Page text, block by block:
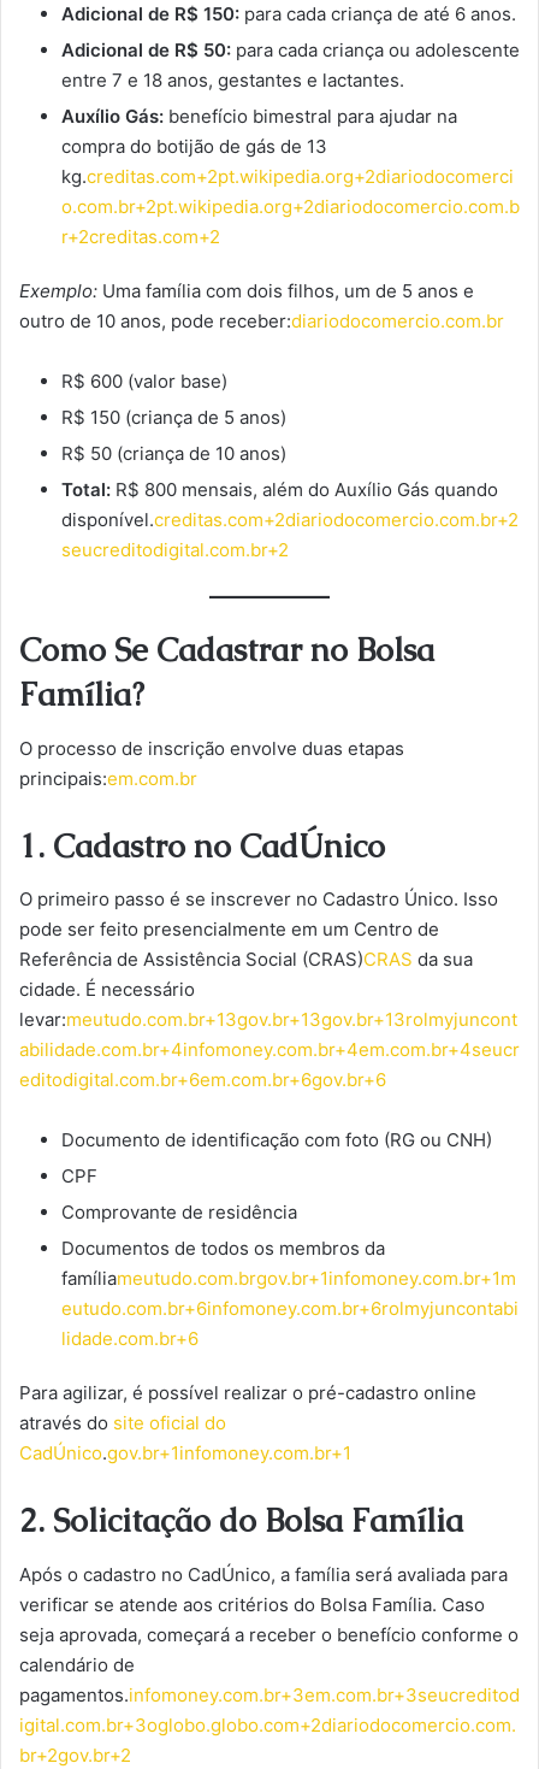
Adicional de R$ 150: para cada criança de até 6 anos.
Adicional de R$ 50: para cada criança ou adolescente
entre 7 e 18 anos, gestantes e lactantes.
Auxílio Gás: benefício bimestral para ajudar na
compra do botijão de gás de 13
kg.creditas.com+2pt.wikipedia.org+2diariodocomerci
o.com.br+2pt.wikipedia.org+2diariodocomercio.com.b
r+2creditas.com+2
Exemplo: Uma família com dois filhos, um de 5 anos e
outro de 10 anos, pode receber:diariodocomercio.com.br
R$ 600 (valor base)
R$ 150 (criança de 5 anos)
R$ 50 (criança de 10 anos)
Total: R$ 800 mensais, além do Auxílio Gás quando
disponível.creditas.com+2diariodocomercio.com.br+2
seucreditodigital.com.br+2
Como Se Cadastrar no Bolsa
Família?
O processo de inscrição envolve duas etapas
principais:em.com.br
1. Cadastro no CadÚnico
O primeiro passo é se inscrever no Cadastro Único. Isso
pode ser feito presencialmente em um Centro de
Referência de Assistência Social (CRAS)CRAS da sua
cidade. É necessário
levar:meutudo.com.br+13gov.br+13gov.br+13rolmyjuncont
abilidade.com.br+4infomoney.com.br+4em.com.br+4seucr
editodigital.com.br+6em.com.br+6gov.br+6
Documento de identificação com foto (RG ou CNH)
CPF
Comprovante de residência
Documentos de todos os membros da
famíliameutudo.com.brgov.br+1infomoney.com.br+1m
eutudo.com.br+6infomoney.com.br+6rolmyjuncontabi
lidade.com.br+6
Para agilizar, é possível realizar o pré-cadastro online
através do site oficial do
CadÚnico.gov.br+1infomoney.com.br+1
2. Solicitação do Bolsa Família
Após o cadastro no CadÚnico, a família será avaliada para
verificar se atende aos critérios do Bolsa Família. Caso
seja aprovada, começará a receber o benefício conforme o
calendário de
pagamentos.infomoney.com.br+3em.com.br+3seucreditod
igital.com.br+3oglobo.globo.com+2diariodocomercio.com.
br+2gov.br+2